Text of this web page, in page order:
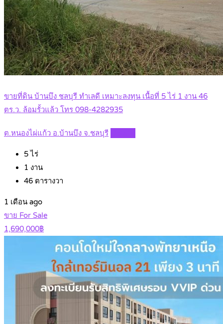
ขายที่ดิน บ้านบึง ชลบุรี ทำเลดี เหมาะลงทุน เนื้อที่ 5 ไร่ 1 งาน 46
ตร.ว. ล้อมรั้วแล้ว โทร 098-4282935
ต.หนองไผ่แก้ว อ.บ้านบึง จ.ชลบุรี
5ไร่
1 งาน
46 ตารางวา
1 เดือน ago
ขาย For Sale
1,690,000฿